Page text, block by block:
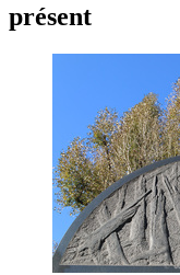
présent